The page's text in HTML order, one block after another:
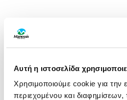
Αυτή η ιστοσελίδα
Χρησιμοποιούμε cookie για την
περιεχομένου και